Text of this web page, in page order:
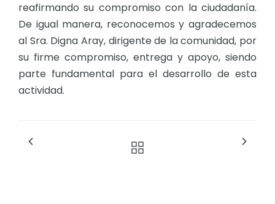
reafirmando su compromiso con la ciudadanía.
De igual manera, reconocemos y agradecemos
al Sra. Digna Aray, dirigente de la comunidad, por
su firme compromiso, entrega y apoyo, siendo
parte fundamental para el desarrollo de esta
actividad.